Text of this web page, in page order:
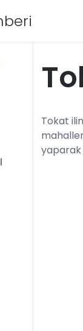
Tokat
yaparak